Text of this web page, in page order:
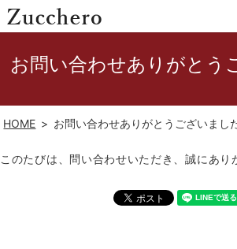
お問い合わせありがとう
HOME お問い合わせありがとうございまし
このたびは、問い合わせいただき、誠にあり